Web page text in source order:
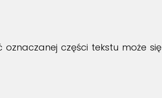
części tekstu może się